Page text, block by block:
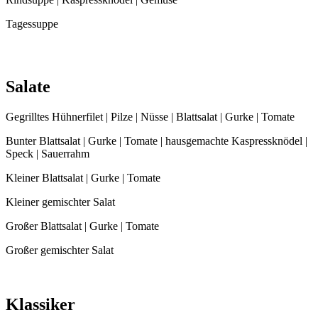
Tagessuppe
Salate
Gegrilltes Hühnerfilet | Pilze | Nüsse | Blattsalat | Gurke | Tomate
Bunter Blattsalat | Gurke | Tomate | hausgemachte Kaspressknödel |
Speck | Sauerrahm
Kleiner Blattsalat | Gurke | Tomate
Kleiner gemischter Salat
Großer Blattsalat | Gurke | Tomate
Großer gemischter Salat
Klassiker